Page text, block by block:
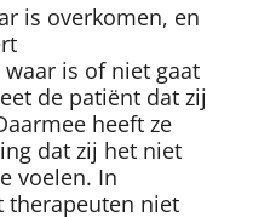
is overkomen, en
waar is of niet gaat
de patiënt dat zij
heeft ze
dat zij het niet
voelen. In
therapeuten niet